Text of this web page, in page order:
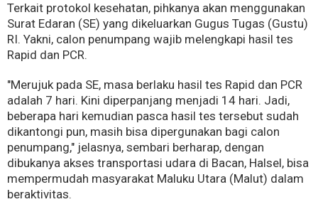
Terkait protokol kesehatan, pihkanya akan menggunakan
Surat Edaran (SE) yang dikeluarkan Gugus Tugas (Gustu)
RI. Yakni, calon penumpang wajib melengkapi hasil tes
Rapid dan PCR.
"Merujuk pada SE, masa berlaku hasil tes Rapid dan PCR
adalah 7 hari. Kini diperpanjang menjadi 14 hari. Jadi,
beberapa hari kemudian pasca hasil tes tersebut sudah
dikantongi pun, masih bisa dipergunakan bagi calon
penumpang," jelasnya, sembari berharap, dengan
dibukanya akses transportasi udara di Bacan, Halsel, bisa
mempermudah masyarakat Maluku Utara (Malut) dalam
beraktivitas.